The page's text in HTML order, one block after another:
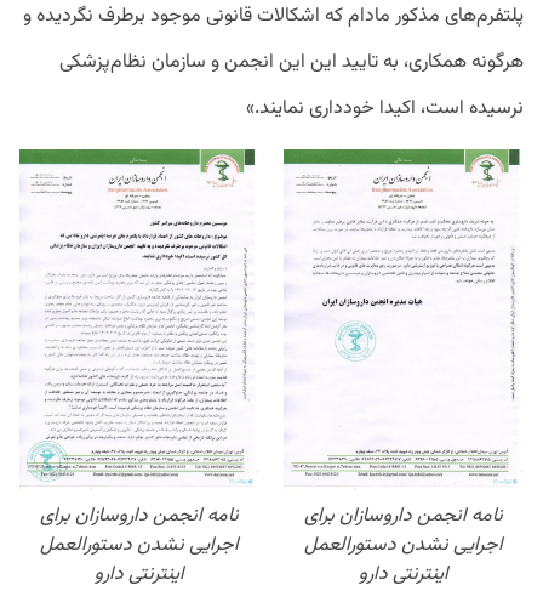
پلتفرم‌های مذکور مادام که اشکالات قانونی موجود برطرف نگردیده و
هرگونه همکاری، به تایید این این انجمن و سازمان نظام‌پزشکی
نرسیده است، اکیدا خودداری نمایند.»
نامه انجمن داروسازان برای
اجرایی نشدن دستورالعمل
اینترنتی دارو
نامه انجمن داروسازان برای
اجرایی نشدن دستورالعمل
اینترنتی دارو